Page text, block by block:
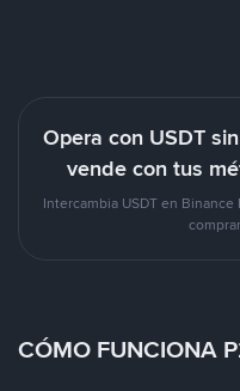
Opera con USDT
vende con tus
Intercambia USDT en
CÓMO FUNCIONA